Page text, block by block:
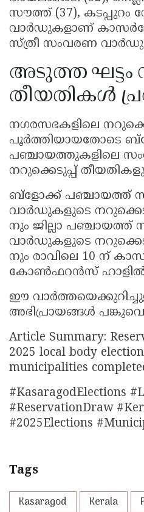
സൗത്ത് (37), കടപ്പുറം
വാർഡുകളാണ്
സ്ത്രീ സംവരണ
അടുത്ത ഘട്ടം
തീയതികൾ
നഗരസഭകളിലെ
പൂർത്തിയായതോടെ
പഞ്ചായത്തുകളിലെ
നറുക്കെടുപ്പ് തീയതികളും
ബ്ളോക്ക് പഞ്ചായത്ത്
വാർഡുകളുടെ
നും ജില്ലാ
വാർഡുകളുടെ
നും രാവിലെ 10 ന്
കോൺഫറൻസ് ഹാളിൽ
ഈ
അഭിപ്രായങ്ങൾ
Article Summary:
2025 local body
municipalities
#KasaragodElections
#ReservationDraw
#2025Elections
Tags
Kasaragod Kerala